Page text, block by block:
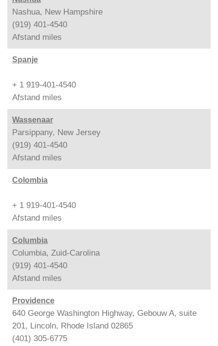
Nashua, New Hampshire
(919) 401-4540
Afstand miles
Spanje
+ 1 919-401-4540
Afstand miles
Wassenaar
Parsippany, New Jersey
(919) 401-4540
Afstand miles
Colombia
+ 1 919-401-4540
Afstand miles
Columbia
Columbia, Zuid-Carolina
(919) 401-4540
Afstand miles
Providence
640 George Washington Highway, Gebouw A, suite
201, Lincoln, Rhode Island 02865
(401) 305-6775